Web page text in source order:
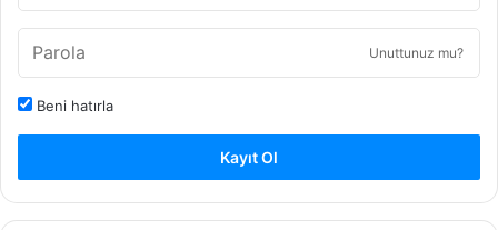
Unuttunuz mu?
Beni hatırla
Kayıt Ol